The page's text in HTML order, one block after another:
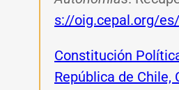
s://oig.cepal.org/
Constitución
República de Chile,